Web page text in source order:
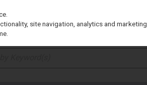
site navigation, analytics and marketing